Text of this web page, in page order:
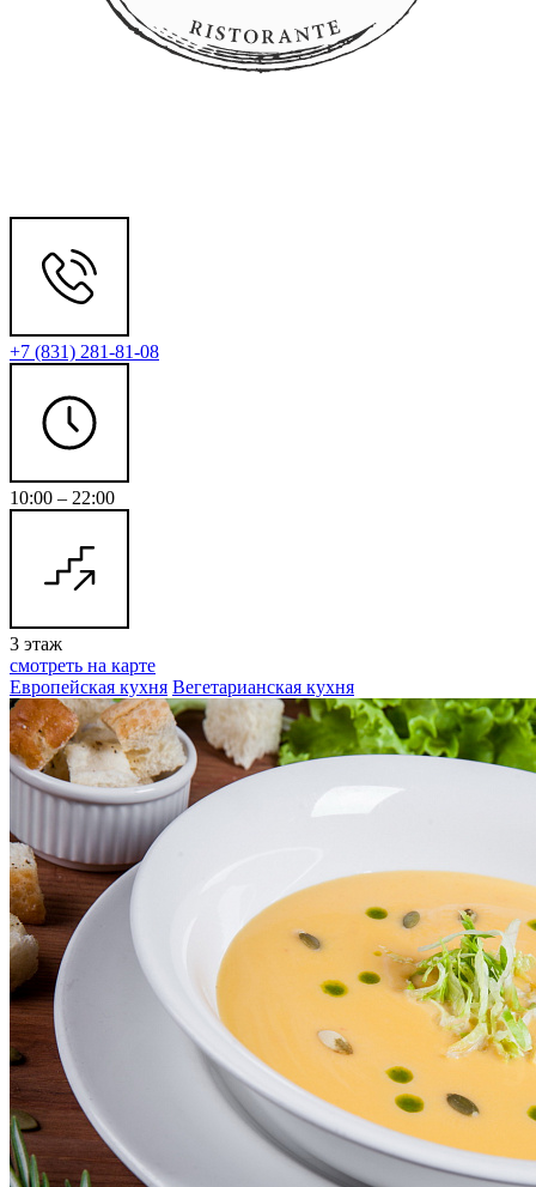
+7 (831) 281-81-08
10:00 – 22:00
3 этаж
смотреть на карте
Европейская кухня Вегетарианская кухня